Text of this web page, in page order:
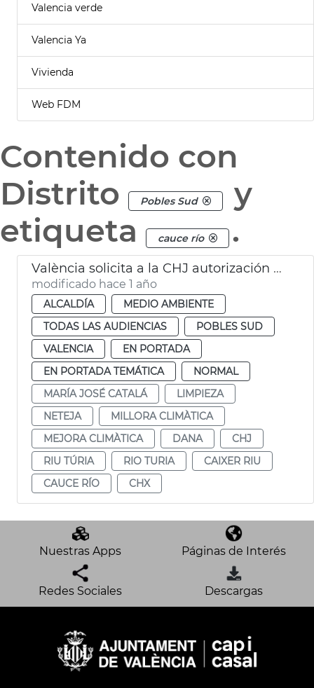
Valencia verde
Valencia Ya
Vivienda
Web FDM
Contenido con
Distrito
Pobles Sud
y
etiqueta
cauce río .
València solicita a la CHJ autorización para limipar el cauce del Turia
modificado hace 1 año
ALCALDÍA
MEDIO AMBIENTE
TODAS LAS AUDIENCIAS
POBLES SUD
VALENCIA
EN PORTADA
EN PORTADA TEMÁTICA
NORMAL
MARÍA JOSÉ CATALÁ
LIMPIEZA
NETEJA
MILLORA CLIMÀTICA
MEJORA CLIMÀTICA
DANA
CHJ
RIU TÚRIA
RIO TURIA
CAIXER RIU
CAUCE RÍO
CHX
Nuestras Apps Páginas de Interés
Redes Sociales Descargas